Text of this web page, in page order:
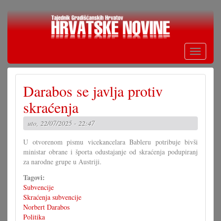
Skoči
Toggle
Darabos se javlja protiv
skraćenja
uto, 22/07/2025 - 22:47
U otvorenom pismu vicekancelara Bableru potribuje bivši
ministar obrane i športa odustajanje od skraćenja podupiranj
za narodne grupe u Austriji.
Tagovi:
Subvencije
Skraćenja subvencije
Norbert Darabos
Politika